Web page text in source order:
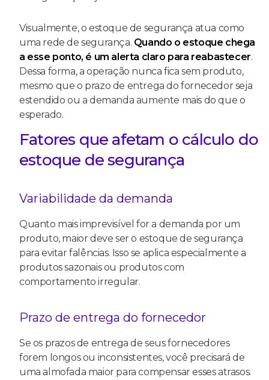
Visualmente, o estoque de segurança atua como
uma rede de segurança. Quando o estoque chega
a esse ponto, é um alerta claro para reabastecer.
Dessa forma, a operação nunca fica sem produto,
mesmo que o prazo de entrega do fornecedor seja
estendido ou a demanda aumente mais do que o
esperado.
Fatores que afetam o cálculo do
estoque de segurança
Variabilidade da demanda
Quanto mais imprevisível for a demanda por um
produto, maior deve ser o estoque de segurança
para evitar falências. Isso se aplica especialmente a
produtos sazonais ou produtos com
comportamento irregular.
Prazo de entrega do fornecedor
Se os prazos de entrega de seus fornecedores
forem longos ou inconsistentes, você precisará de
uma almofada maior para compensar esses atrasos.